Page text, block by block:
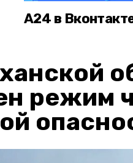
А24 в
режим